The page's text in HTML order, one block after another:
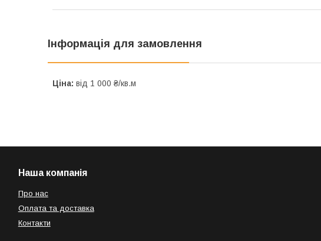
Інформація для замовлення
Ціна: від 1 000 ₴/кв.м
Наша компанія
Про нас
Оплата та доставка
Контакти